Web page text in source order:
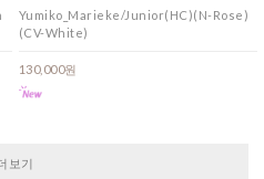
Yumiko_Marieke/Junior(HC)(N-Rose)
(CV-White)
130,000원
보기